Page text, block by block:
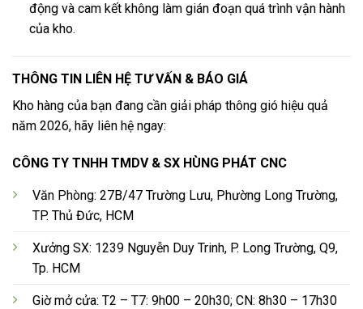
động và cam kết không làm gián đoạn quá trình vận hành
của kho.
THÔNG TIN LIÊN HỆ TƯ VẤN & BÁO GIÁ
Kho hàng của bạn đang cần giải pháp thông gió hiệu quả
năm 2026, hãy liên hệ ngay:
CÔNG TY TNHH TMDV & SX HÙNG PHÁT CNC
Văn Phòng: 27B/47 Trường Lưu, Phường Long Trường,
TP. Thủ Đức, HCM
Xưởng SX: 1239 Nguyễn Duy Trinh, P. Long Trường, Q9,
Tp. HCM
Giờ mở cửa: T2 – T7: 9h00 – 20h30; CN: 8h30 – 17h30